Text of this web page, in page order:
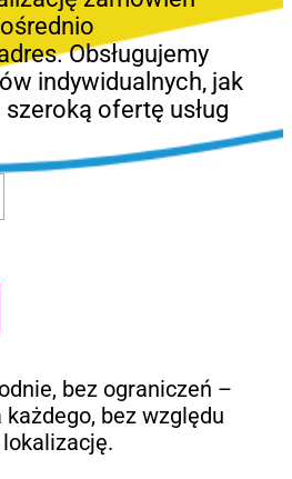
Obsługujemy
indywidualnych, jak
ofertę usług
bez ograniczeń –
bez względu